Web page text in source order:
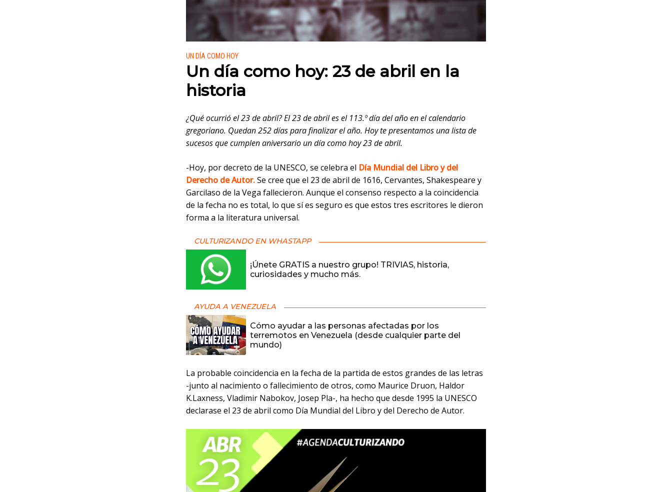
Publicado en:
UN DÍA COMO HOY
Un día como hoy: 23 de abril en la
historia
¿Qué ocurrió el 23 de abril? El 23 de abril es el 113.º día del año en el calendario
gregoriano. Quedan 252 días para finalizar el año. Hoy te presentamos una lista de
sucesos que cumplen aniversario un día como hoy 23 de abril.
-Hoy, por decreto de la UNESCO, se celebra el Día Mundial del Libro y del
Derecho de Autor.Se cree que el 23 de abril de 1616, Cervantes, Shakespeare y
Garcilaso de la Vega fallecieron. Aunque el consenso respecto a la coincidencia
de la fecha no es total, lo que sí es seguro es que estos tres escritores le dieron
forma a la literatura universal.
CULTURIZANDO EN WHASTAPP
¡Únete GRATIS a nuestro grupo! TRIVIAS, historia,
curiosidades y mucho más.
AYUDA A VENEZUELA
Cómo ayudar a las personas afectadas por los
terremotos en Venezuela (desde cualquier parte del
mundo)
La probable coincidencia en la fecha de la partida de estos grandes de las letras
-junto al nacimiento o fallecimiento de otros, como Maurice Druon, Haldor
K.Laxness, Vladimir Nabokov, Josep Pla-, ha hecho que desde 1995 la UNESCO
declarase el 23 de abril como Día Mundial del Libro y del Derecho de Autor.